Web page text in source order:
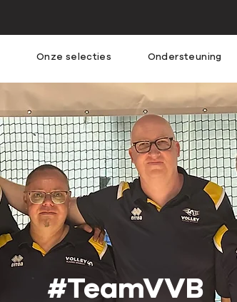
Onze selecties Ondersteuning
#TeamVVB